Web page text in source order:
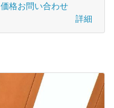
価格お問い合わせ
詳細